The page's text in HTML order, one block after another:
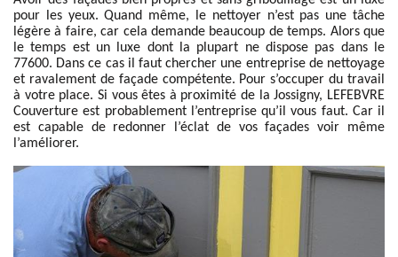
pour les yeux. Quand même, le nettoyer n’est pas une tâche
légère à faire, car cela demande beaucoup de temps. Alors que
le temps est un luxe dont la plupart ne dispose pas dans le
77600. Dans ce cas il faut chercher une entreprise de nettoyage
et ravalement de façade compétente. Pour s’occuper du travail
à votre place. Si vous êtes à proximité de la Jossigny, LEFEBVRE
Couverture est probablement l’entreprise qu’il vous faut. Car il
est capable de redonner l’éclat de vos façades voir même
l’améliorer.